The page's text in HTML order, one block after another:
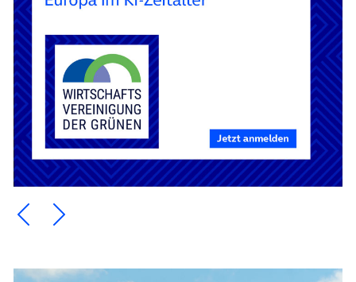
Ein Element zurück blättern
Ein Element weiter blättern